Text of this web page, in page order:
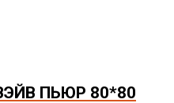
ПЬЮР 80*80